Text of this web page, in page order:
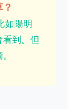
如陽明
到。但